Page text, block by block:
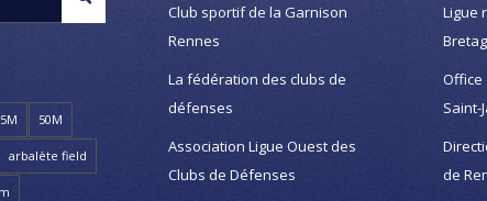
50M
arbalète field
Club sportif de la Garnison
Rennes
La fédération des clubs de
défenses
Association Ligue Ouest des
Clubs de Défenses
Ligue
Office
Saint-
de